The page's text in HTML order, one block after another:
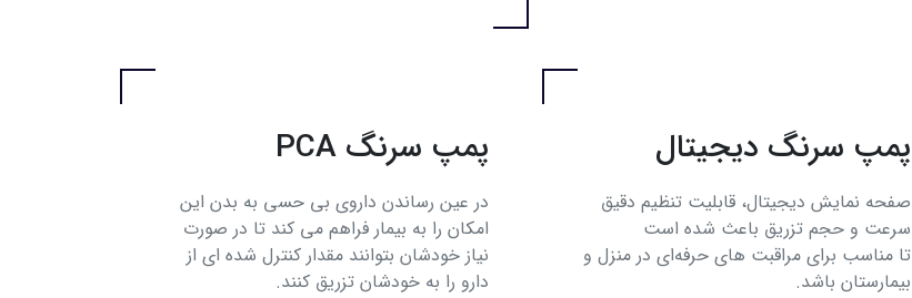
پمپ سرنگ دیجیتال
صفحه‌ نمایش دیجیتال، قابلیت تنظیم دقیق
سرعت و حجم تزریق باعث شده است
تا مناسب برای مراقبت‌ های حرفه‌ای در منزل و
بیمارستان باشد.
پمپ سرنگ PCA
در عین رساندن داروی بی حسی به بدن این
امکان را به بیمار فراهم می کند تا در صورت
نیاز خودشان بتوانند مقدار کنترل شده‌ ای از
دارو را به خودشان تزریق کنند.